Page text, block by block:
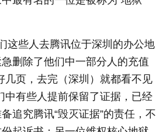
这些人去腾讯位于深圳的办公地
删除了他们中一部分人的充值
几页，去完（深圳）就都看不见
中有些人提前保留了证据，已经
追究腾讯“毁灭证据”的责任，不